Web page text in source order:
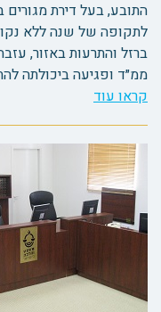
התובע, בעל דירת
לתקופה של שנה ללא
ברזל והתרעות באזור,
ממ״ד ופגיעה ביכולתה
קראו עוד